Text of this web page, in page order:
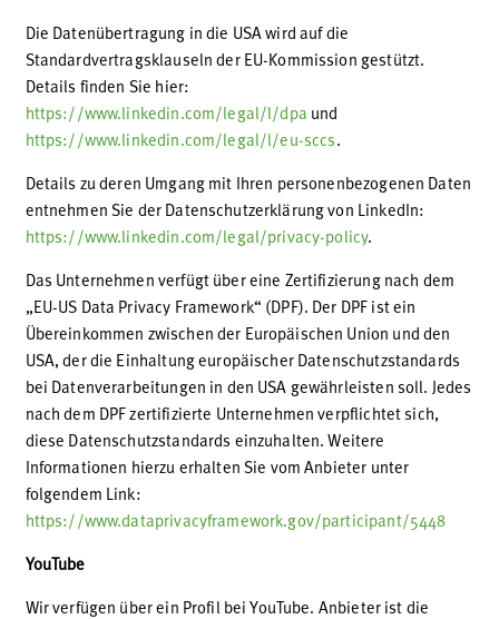
Die Datenübertragung in die USA wird auf die
Standardvertragsklauseln der EU-Kommission gestützt.
Details finden Sie hier:
https://www.linkedin.com/legal/l/dpa und
https://www.linkedin.com/legal/l/eu-sccs.
Details zu deren Umgang mit Ihren personenbezogenen Daten
entnehmen Sie der Datenschutzerklärung von LinkedIn:
https://www.linkedin.com/legal/privacy-policy.
Das Unternehmen verfügt über eine Zertifizierung nach dem
„EU-US Data Privacy Framework“ (DPF). Der DPF ist ein
Übereinkommen zwischen der Europäischen Union und den
USA, der die Einhaltung europäischer Datenschutzstandards
bei Datenverarbeitungen in den USA gewährleisten soll. Jedes
nach dem DPF zertifizierte Unternehmen verpflichtet sich,
diese Datenschutzstandards einzuhalten. Weitere
Informationen hierzu erhalten Sie vom Anbieter unter
folgendem Link:
https://www.dataprivacyframework.gov/participant/5448
YouTube
Wir verfügen über ein Profil bei YouTube. Anbieter ist die